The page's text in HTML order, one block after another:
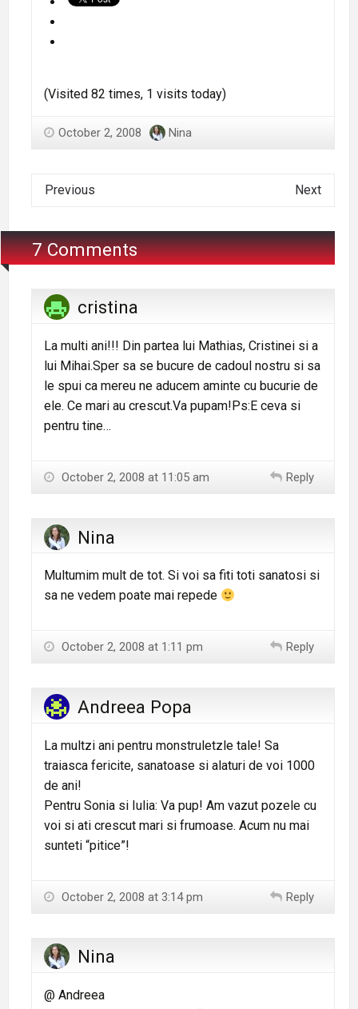
(Visited 82 times, 1 visits today)
October 2, 2008 Nina
Previous Next
7 Comments
cristina
La multi ani!!! Din partea lui Mathias, Cristinei si a
lui Mihai.Sper sa se bucure de cadoul nostru si sa
le spui ca mereu ne aducem aminte cu bucurie de
ele. Ce mari au crescut.Va pupam!Ps:E ceva si
pentru tine…
October 2, 2008 at 11:05 am Reply
Nina
Multumim mult de tot. Si voi sa fiti toti sanatosi si
sa ne vedem poate mai repede
October 2, 2008 at 1:11 pm Reply
Andreea Popa
La multzi ani pentru monstruletzle tale! Sa
traiasca fericite, sanatoase si alaturi de voi 1000
de ani!
Pentru Sonia si Iulia: Va pup! Am vazut pozele cu
voi si ati crescut mari si frumoase. Acum nu mai
sunteti “pitice”!
October 2, 2008 at 3:14 pm Reply
Nina
@ Andreea